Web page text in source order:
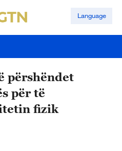
Language
përshëndet
për të
fizik